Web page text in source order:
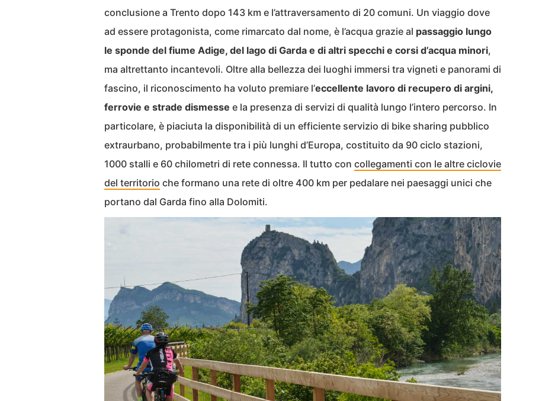
conclusione a Trento dopo 143 km e l’attraversamento di 20 comuni. Un viaggio dove
ad essere protagonista, come rimarcato dal nome, è l’acqua grazie al passaggio lungo
le sponde del fiume Adige, del lago di Garda e di altri specchi e corsi d’acqua minori,
ma altrettanto incantevoli. Oltre alla bellezza dei luoghi immersi tra vigneti e panorami di
fascino, il riconoscimento ha voluto premiare l’eccellente lavoro di recupero di argini,
ferrovie e strade dismesse e la presenza di servizi di qualità lungo l’intero percorso. In
particolare, è piaciuta la disponibilità di un efficiente servizio di bike sharing pubblico
extraurbano, probabilmente tra i più lunghi d’Europa, costituito da 90 ciclo stazioni,
1000 stalli e 60 chilometri di rete connessa. Il tutto con collegamenti con le altre ciclovie
del territorio che formano una rete di oltre 400 km per pedalare nei paesaggi unici che
portano dal Garda fino alla Dolomiti.